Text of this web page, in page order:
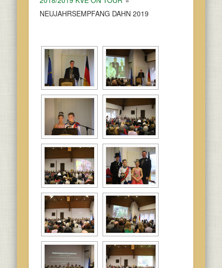
NEUJAHRSEMPFANG DAHN 2019